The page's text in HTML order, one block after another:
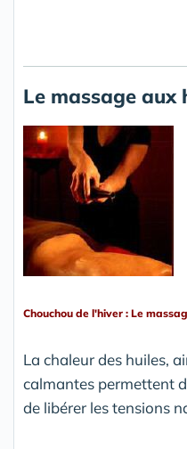
Le massage aux
Chouchou de l'hiver : Le
La chaleur des huiles,
calmantes permettent
de libérer les tensions